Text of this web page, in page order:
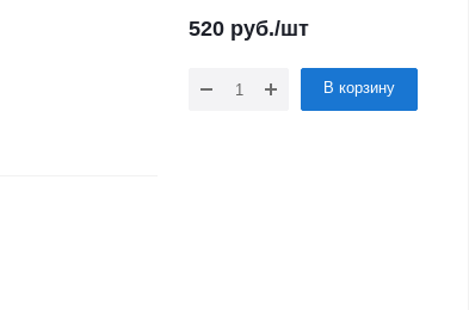
520 руб./шт
В корзину